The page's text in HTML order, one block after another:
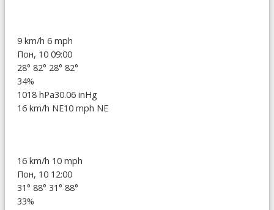
9 km/h 6 mph
Пон, 10 09:00
28° 82° 28° 82°
34%
1018 hPa30.06 inHg
16 km/h NE10 mph NE
16 km/h 10 mph
Пон, 10 12:00
31° 88° 31° 88°
33%